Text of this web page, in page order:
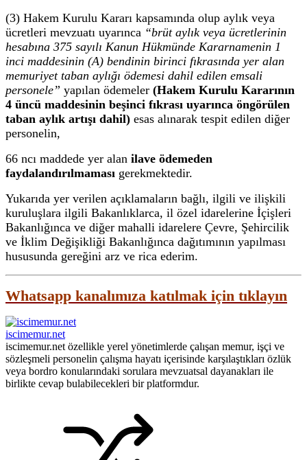
(3) Hakem Kurulu Kararı kapsamında olup aylık veya
ücretleri mevzuatı uyarınca “brüt aylık veya ücretlerinin
hesabına 375 sayılı Kanun Hükmünde Kararnamenin 1
inci maddesinin (A) bendinin birinci fıkrasında yer alan
memuriyet taban aylığı ödemesi dahil edilen emsali
personele” yapılan ödemeler (Hakem Kurulu Kararının
4 üncü maddesinin beşinci fıkrası uyarınca öngörülen
taban aylık artışı dahil) esas alınarak tespit edilen diğer
personelin,
66 ncı maddede yer alan ilave ödemeden
faydalandırılmaması gerekmektedir.
Yukarıda yer verilen açıklamaların bağlı, ilgili ve ilişkili
kuruluşlara ilgili Bakanlıklarca, il özel idarelerine İçişleri
Bakanlığınca ve diğer mahalli idarelere Çevre, Şehircilik
ve İklim Değişikliği Bakanlığınca dağıtımının yapılması
hususunda gereğini arz ve rica ederim.
Whatsapp kanalımıza katılmak için tıklayın
iscimemur.net
iscimemur.net özellikle yerel yönetimlerde çalışan memur, işçi ve
sözleşmeli personelin çalışma hayatı içerisinde karşılaştıkları özlük
veya bordro konularındaki sorulara mevzuatsal dayanakları ile
birlikte cevap bulabilecekleri bir platformdur.